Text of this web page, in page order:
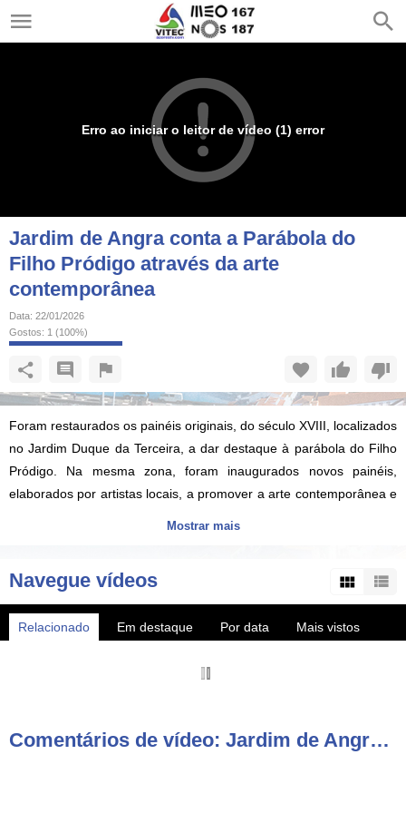
Erro ao iniciar o leitor de vídeo (1) error
Jardim de Angra conta a Parábola do
Filho Pródigo através da arte
contemporânea
Data: 22/01/2026
Gostos: 1 (100%)
Foram restaurados os painéis originais, do século XVIII, localizados
no Jardim Duque da Terceira, a dar destaque à parábola do Filho
Pródigo. Na mesma zona, foram inaugurados novos painéis,
elaborados por artistas locais, a promover a arte contemporânea e
os Açores, notícias, vídeos e diretos HD dos melhores eventos da
região, também em canais nacionais MEO 167 e NOS 187.
the Azores islands, HD videos and live streams of the best events in
► Subscreva o canal YouTube
Mostrar mais
Navegue vídeos
Relacionado Em destaque Por data
Mais vistos
Comentários de vídeo: Jardim de Angra conta a Parábola do Filho Pródigo através da arte contemporânea